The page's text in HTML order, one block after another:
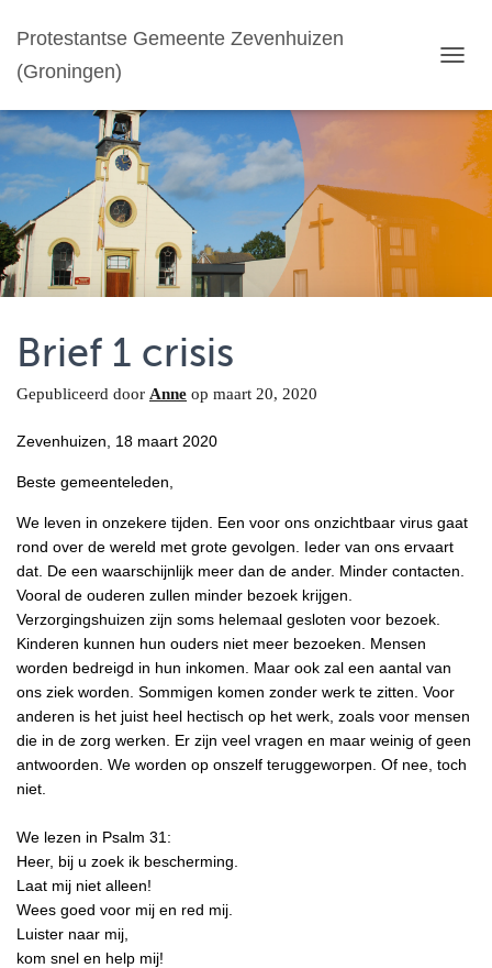
Protestantse Gemeente Zevenhuizen
(Groningen)
G
A
Brief 1 crisis
Gepubliceerd door Anne op maart 20, 2020
Zevenhuizen, 18 maart 2020
Beste gemeenteleden,
We leven in onzekere tijden. Een voor ons onzichtbaar virus gaat
rond over de wereld met grote gevolgen. Ieder van ons ervaart
dat. De een waarschijnlijk meer dan de ander. Minder contacten.
Vooral de ouderen zullen minder bezoek krijgen.
Verzorgingshuizen zijn soms helemaal gesloten voor bezoek.
Kinderen kunnen hun ouders niet meer bezoeken. Mensen
worden bedreigd in hun inkomen. Maar ook zal een aantal van
ons ziek worden. Sommigen komen zonder werk te zitten. Voor
anderen is het juist heel hectisch op het werk, zoals voor mensen
die in de zorg werken. Er zijn veel vragen en maar weinig of geen
antwoorden. We worden op onszelf teruggeworpen. Of nee, toch
niet.
We lezen in Psalm 31:
Heer, bij u zoek ik bescherming.
Laat mij niet alleen!
Wees goed voor mij en red mij.
Luister naar mij,
kom snel en help mij!